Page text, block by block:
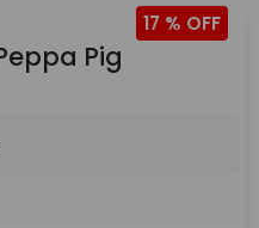
17 %
Pig